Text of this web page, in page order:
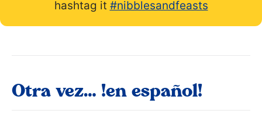
hashtag it #nibblesandfeasts
Otra vez… !en español!